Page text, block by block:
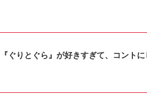
ぐりとぐら』が好きすぎて、コント